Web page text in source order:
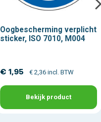
Oogbescherming verplicht
sticker, ISO 7010, M004
€ 1,95 € 2,36 incl. BTW
Bekijk product